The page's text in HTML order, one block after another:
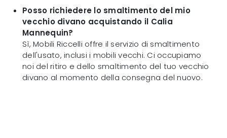
Posso richiedere lo smaltimento del mio
vecchio divano acquistando il Calia
Mannequin?
Sì, Mobili Riccelli offre il servizio di smaltimento
dell'usato, inclusi i mobili vecchi. Ci occupiamo
noi del ritiro e dello smaltimento del tuo vecchio
divano al momento della consegna del nuovo.